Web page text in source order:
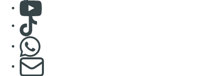
Consulter Youtube
Consulter TikTok
S'abonner à notre newsletter